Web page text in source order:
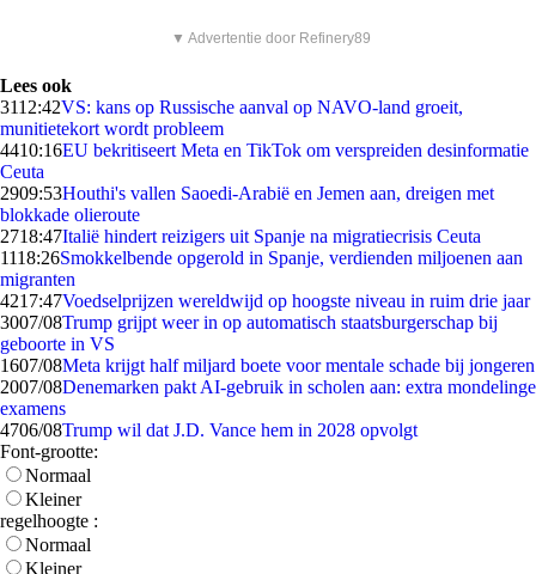
▼ Advertentie door Refinery89
Lees ook
3112:42VS: kans op Russische aanval op NAVO-land groeit,
munitietekort wordt probleem
4410:16EU bekritiseert Meta en TikTok om verspreiden desinformatie
Ceuta
2909:53Houthi's vallen Saoedi-Arabië en Jemen aan, dreigen met
blokkade olieroute
2718:47Italië hindert reizigers uit Spanje na migratiecrisis Ceuta
1118:26Smokkelbende opgerold in Spanje, verdienden miljoenen aan
migranten
4217:47Voedselprijzen wereldwijd op hoogste niveau in ruim drie jaar
3007/08Trump grijpt weer in op automatisch staatsburgerschap bij
geboorte in VS
1607/08Meta krijgt half miljard boete voor mentale schade bij jongeren
2007/08Denemarken pakt AI-gebruik in scholen aan: extra mondelinge
examens
4706/08Trump wil dat J.D. Vance hem in 2028 opvolgt
Font-grootte:
Normaal
Kleiner
regelhoogte :
Normaal
Kleiner